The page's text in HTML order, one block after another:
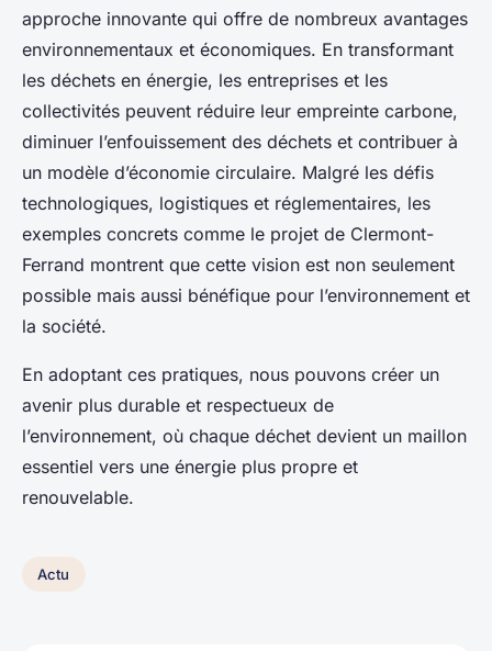
approche innovante qui offre de nombreux avantages
environnementaux et économiques. En transformant
les déchets en énergie, les entreprises et les
collectivités peuvent réduire leur empreinte carbone,
diminuer l’enfouissement des déchets et contribuer à
un modèle d’économie circulaire. Malgré les défis
technologiques, logistiques et réglementaires, les
exemples concrets comme le projet de Clermont-
Ferrand montrent que cette vision est non seulement
possible mais aussi bénéfique pour l’environnement et
la société.
En adoptant ces pratiques, nous pouvons créer un
avenir plus durable et respectueux de
l’environnement, où chaque déchet devient un maillon
essentiel vers une énergie plus propre et
renouvelable.
Actu